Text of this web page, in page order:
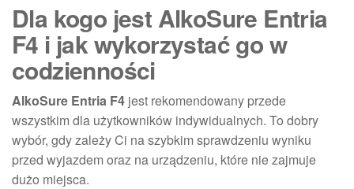
Dla kogo jest AlkoSure Entria
F4 i jak wykorzystać go w
codzienności
AlkoSure Entria F4 jest rekomendowany przede
wszystkim dla użytkowników indywidualnych. To dobry
wybór, gdy zależy Ci na szybkim sprawdzeniu wyniku
przed wyjazdem oraz na urządzeniu, które nie zajmuje
dużo miejsca.